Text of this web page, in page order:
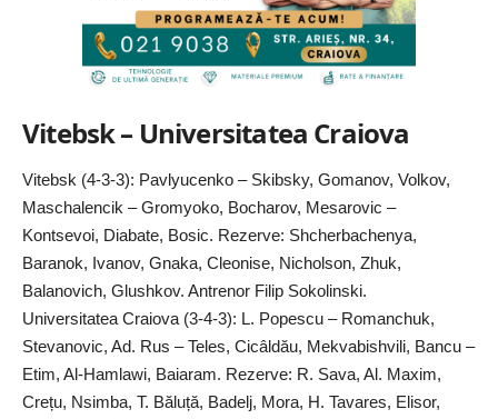
Vitebsk – Universitatea Craiova
Vitebsk (4-3-3): Pavlyucenko – Skibsky, Gomanov, Volkov,
Maschalencik – Gromyoko, Bocharov, Mesarovic –
Kontsevoi, Diabate, Bosic. Rezerve: Shcherbachenya,
Baranok, Ivanov, Gnaka, Cleonise, Nicholson, Zhuk,
Balanovich, Glushkov. Antrenor Filip Sokolinski.
Universitatea Craiova (3-4-3): L. Popescu – Romanchuk,
Stevanovic, Ad. Rus – Teles, Cicâldău, Mekvabishvili, Bancu –
Etim, Al-Hamlawi, Baiaram. Rezerve: R. Sava, Al. Maxim,
Crețu, Nsimba, T. Băluță, Badelj, Mora, H. Tavares, Elisor,